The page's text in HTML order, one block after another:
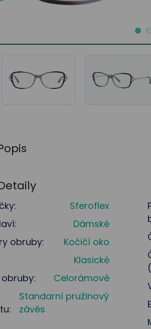
Sferoflex
Dámské
obruby:
Kočičí oko
Klasické
Celorámové
Standarní pružinový
závěs